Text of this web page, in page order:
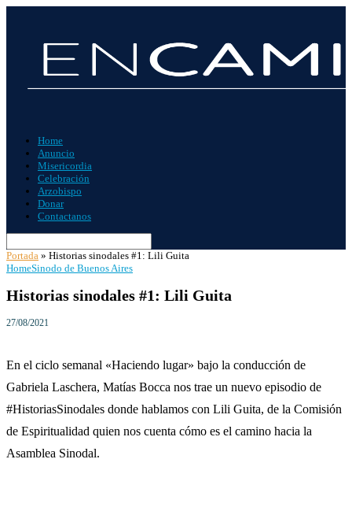
Home
Anuncio
Misericordia
Celebración
Arzobispo
Donar
Contactanos
Portada » Historias sinodales #1: Lili Guita
HomeSinodo de Buenos Aires
Historias sinodales #1: Lili Guita
27/08/2021
En el ciclo semanal «Haciendo lugar» bajo la conducción de
Gabriela Laschera, Matías Bocca nos trae un nuevo episodio de
#HistoriasSinodales donde hablamos con Lili Guita, de la Comisión
de Espiritualidad quien nos cuenta cómo es el camino hacia la
Asamblea Sinodal.